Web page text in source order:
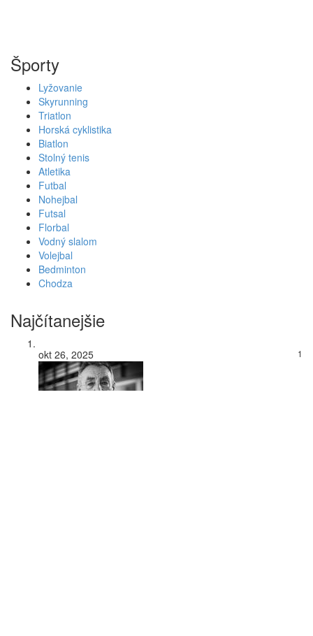
Športy
Lyžovanie
Skyrunning
Triatlon
Horská cyklistika
Biatlon
Stolný tenis
Atletika
Futbal
Nohejbal
Futsal
Florbal
Vodný slalom
Volejbal
Bedminton
Chodza
Najčítanejšie
okt 26, 2025 1